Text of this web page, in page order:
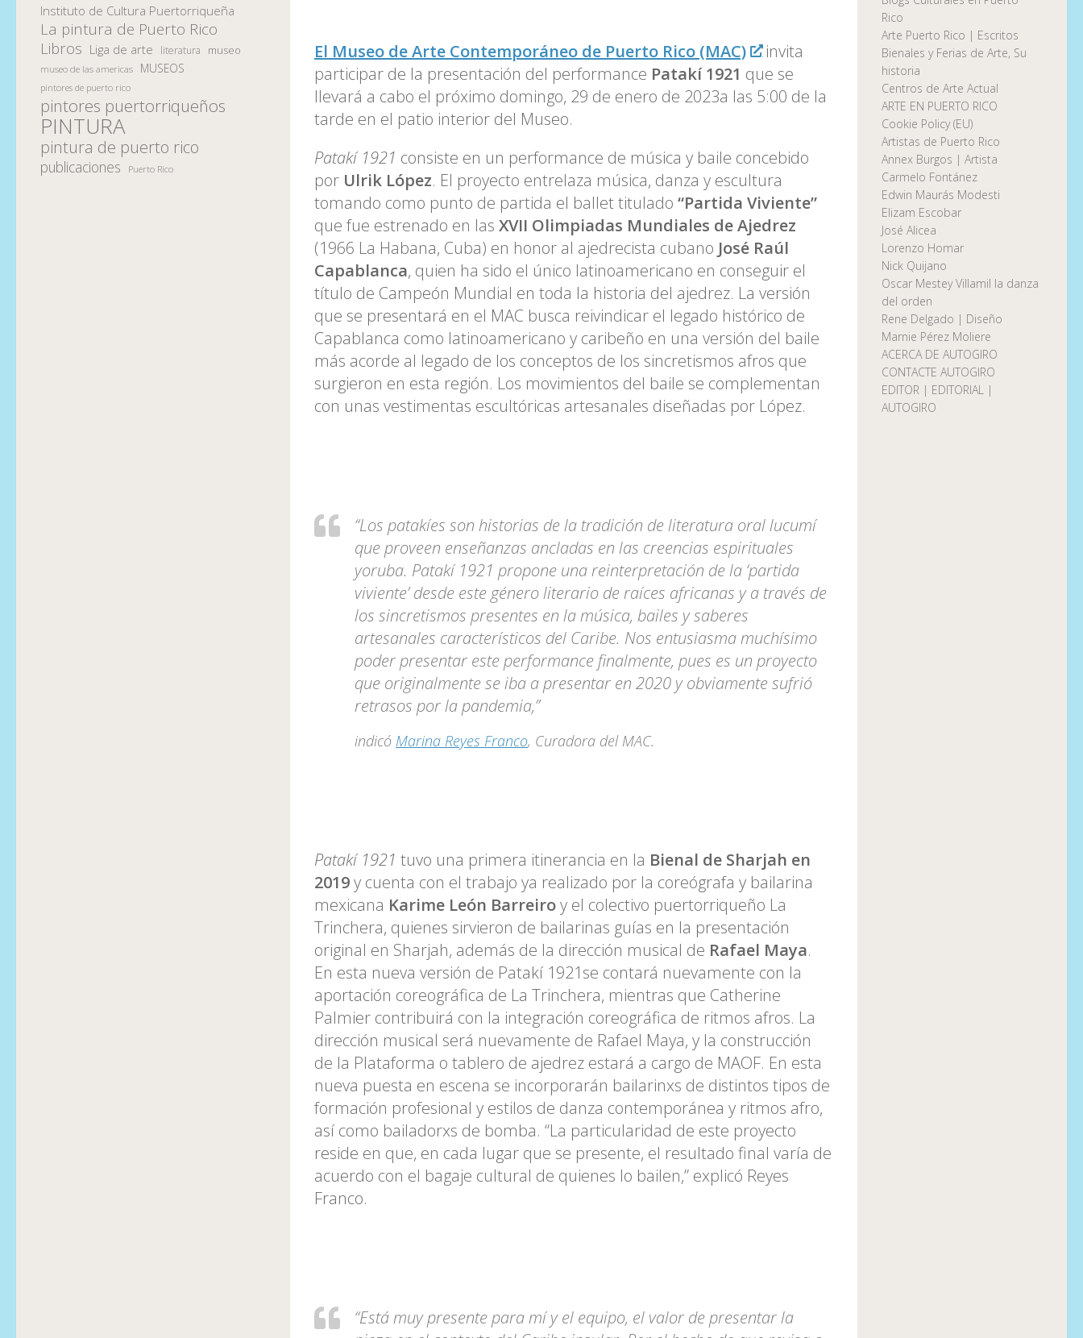
El Museo de Arte Contemporáneo de Puerto Rico (MAC)
invita
participar de la presentación del performance Patakí 1921 que se
llevará a cabo el próximo domingo, 29 de enero de 2023a las 5:00 de la
tarde en el patio interior del Museo.
Patakí 1921 consiste en un performance de música y baile concebido
por Ulrik López. El proyecto entrelaza música, danza y escultura
tomando como punto de partida el ballet titulado “Partida Viviente”
que fue estrenado en las XVII Olimpiadas Mundiales de Ajedrez
(1966 La Habana, Cuba) en honor al ajedrecista cubano José Raúl
Capablanca, quien ha sido el único latinoamericano en conseguir el
título de Campeón Mundial en toda la historia del ajedrez. La versión
que se presentará en el MAC busca reivindicar el legado histórico de
Capablanca como latinoamericano y caribeño en una versión del baile
más acorde al legado de los conceptos de los sincretismos afros que
surgieron en esta región. Los movimientos del baile se complementan
con unas vestimentas escultóricas artesanales diseñadas por López.
“Los patakíes son historias de la tradición de literatura oral lucumí
que proveen enseñanzas ancladas en las creencias espirituales
yoruba. Patakí 1921 propone una reinterpretación de la ‘partida
viviente’ desde este género literario de raíces africanas y a través de
los sincretismos presentes en la música, bailes y saberes
artesanales característicos del Caribe. Nos entusiasma muchísimo
poder presentar este performance finalmente, pues es un proyecto
que originalmente se iba a presentar en 2020 y obviamente sufrió
retrasos por la pandemia,”
indicó Marina Reyes Franco, Curadora del MAC.
Patakí 1921 tuvo una primera itinerancia en la Bienal de Sharjah en
2019y cuenta con el trabajo ya realizado por la coreógrafa y bailarina
mexicana Karime León Barreiroy el colectivo puertorriqueño La
Trinchera, quienes sirvieron de bailarinas guías en la presentación
original en Sharjah, además de la dirección musical de Rafael Maya.
En esta nueva versión de Patakí 1921se contará nuevamente con la
aportación coreográfica de La Trinchera, mientras que Catherine
Palmier contribuirá con la integración coreográfica de ritmos afros. La
dirección musical será nuevamente de Rafael Maya, y la construcción
de la Plataforma o tablero de ajedrez estará a cargo de MAOF. En esta
nueva puesta en escena se incorporarán bailarinxs de distintos tipos de
formación profesional y estilos de danza contemporánea y ritmos afro,
así como bailadorxs de bomba. “La particularidad de este proyecto
reside en que, en cada lugar que se presente, el resultado final varía de
acuerdo con el bagaje cultural de quienes lo bailen,” explicó Reyes
Franco.
“Está muy presente para mí y el equipo, el valor de presentar la
Instituto de Cultura Puertorriqueña
La pintura de Puerto Rico
Libros Liga de arte literatura museo
museo de las americas MUSEOS
pintores de puerto rico
pintores puertorriqueños
PINTURA
pintura de puerto rico
publicaciones Puerto Rico
Rico
Arte Puerto Rico | Escritos
Bienales y Ferias de Arte, Su
historia
Centros de Arte Actual
ARTE EN PUERTO RICO
Cookie Policy (EU)
Artistas de Puerto Rico
Annex Burgos | Artista
Carmelo Fontánez
Edwin Maurás Modesti
Elizam Escobar
José Alicea
Lorenzo Homar
Nick Quijano
Oscar Mestey Villamil la danza
del orden
Rene Delgado | Diseño
Marnie Pérez Moliere
ACERCA DE AUTOGIRO
CONTACTE AUTOGIRO
EDITOR | EDITORIAL |
AUTOGIRO